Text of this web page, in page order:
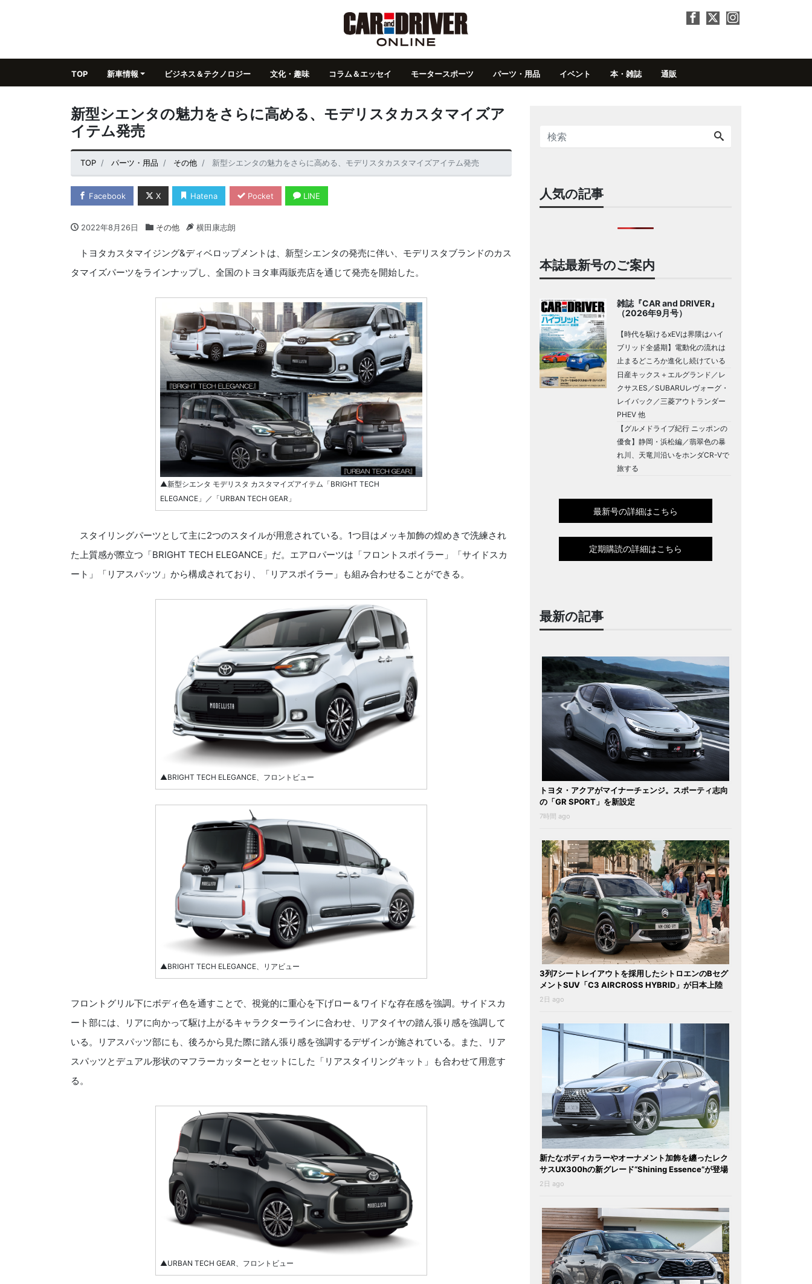
TOP 新車情報 ビジネス＆テクノロジー 文化・趣味 コラム＆エッセイ モータースポーツ パーツ・用品 イベント 本・雑誌 通販
新型シエンタの魅力をさらに高める、モデリスタカスタマイズア
イテム発売
TOP パーツ・用品 その他 新型シエンタの魅力をさらに高める、モデリスタカスタマイズアイテム発売
Facebook X Hatena Pocket LINE
2022年8月26日 その他 横田康志朗
トヨタカスタマイジング&ディベロップメントは、新型シエンタの発売に伴い、モデリスタブランドのカス
タマイズパーツをラインナップし、全国のトヨタ車両販売店を通じて発売を開始した。
▲新型シエンタ モデリスタ カスタマイズアイテム「BRIGHT TECH
ELEGANCE」／「URBAN TECH GEAR」
スタイリングパーツとして主に2つのスタイルが用意されている。1つ目はメッキ加飾の煌めきで洗練され
た上質感が際立つ「BRIGHT TECH ELEGANCE」だ。エアロパーツは「フロントスポイラー」「サイドスカ
ート」「リアスパッツ」から構成されており、「リアスポイラー」も組み合わせることができる。
▲BRIGHT TECH ELEGANCE、フロントビュー
▲BRIGHT TECH ELEGANCE、リアビュー
フロントグリル下にボディ色を通すことで、視覚的に重心を下げロー＆ワイドな存在感を強調。サイドスカ
ート部には、リアに向かって駆け上がるキャラクターラインに合わせ、リアタイヤの踏ん張り感を強調して
いる。リアスパッツ部にも、後ろから見た際に踏ん張り感を強調するデザインが施されている。また、リア
スパッツとデュアル形状のマフラーカッターとセットにした「リアスタイリングキット」も合わせて用意す
る。
▲URBAN TECH GEAR、フロントビュー
人気の記事
本誌最新号のご案内
雑誌『CAR and DRIVER』
（2026年9月号）
【時代を駆けるxEVは界隈はハイ
ブリッド全盛期】電動化の流れは
止まるどころか進化し続けている
日産キックス＋エルグランド／レ
クサスES／SUBARUレヴォーグ・
レイバック／三菱アウトランダー
PHEV 他
【グルメドライブ紀行 ニッポンの
優食】静岡・浜松編／翡翠色の暴
れ川、天竜川沿いをホンダCR-Vで
旅する
最新号の詳細はこちら
定期購読の詳細はこちら
最新の記事
トヨタ・アクアがマイナーチェンジ。スポーティ志向
の「GR SPORT」を新設定
7時間 ago
3列7シートレイアウトを採用したシトロエンのBセグ
メントSUV「C3 AIRCROSS HYBRID」が日本上陸
2日 ago
新たなボディカラーやオーナメント加飾を纏ったレク
サスUX300hの新グレード“Shining Essence”が登場
2日 ago